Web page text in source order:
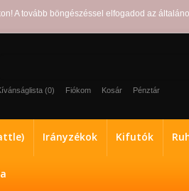
(0) Fiókom Kosár Pénztár
Irányzékok Kifutók
A tovább böngészéssel elfogadod az